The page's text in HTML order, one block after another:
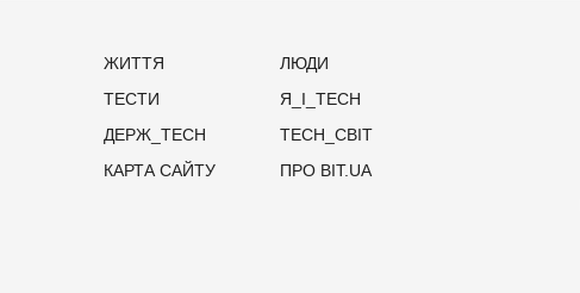
ЖИТТЯ
ЛЮДИ
ТЕСТИ
Я_І_TECH
ДЕРЖ_TECH
TECH_СВІТ
КАРТА САЙТУ
ПРО BIT.UA